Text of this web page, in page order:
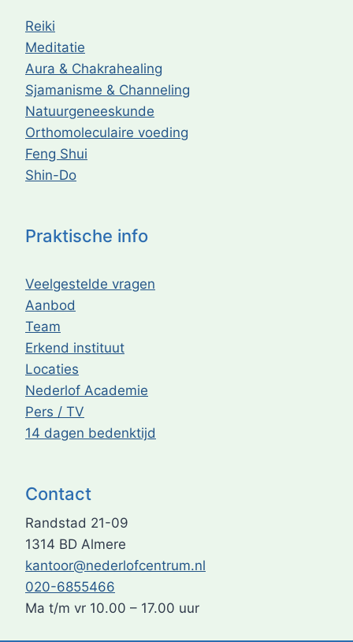
Contact
Randstad 21-09
1314 BD Almere
kantoor@nederlofcentrum.nl
020-6855466
Ma t/m vr 10.00 – 17.00 uur
Praktische info
Veelgestelde vragen
Aanbod
Team
Erkend instituut
Locaties
Nederlof Academie
Pers / TV
14 dagen bedenktijd
Reiki
Meditatie
Aura & Chakrahealing
Sjamanisme & Channeling
Natuurgeneeskunde
Orthomoleculaire voeding
Feng Shui
Shin-Do